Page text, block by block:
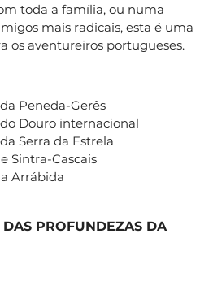
toda a família, ou numa
mais radicais, esta é uma
os aventureiros portugueses.
Peneda-Gerês
Douro internacional
Serra da Estrela
Sintra-Cascais
Arrábida
PROFUNDEZAS DA